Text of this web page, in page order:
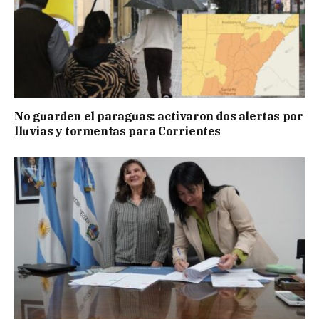
No guarden el paraguas: activaron dos alertas por
lluvias y tormentas para Corrientes